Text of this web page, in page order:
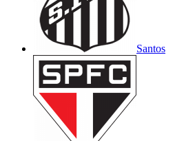
Santos